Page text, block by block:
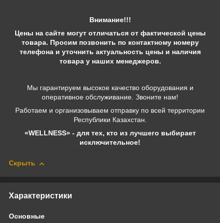
Внимание!!!
Цены на сайте могут отличаться от фактической цены
товара. Просим позвонить по контактному номеру
телефона и уточнить актуальность цены и наличия
товара у наших менеджеров.
Мы гарантируем высокое качество оборудования и
оперативное обслуживание. Звоните нам!
Работаем и организовываем отправку по всей территории
Республики Казахстан.
«WELLNESS» - для тех, кто из лучшего выбирает
исключительное!
Скрыть
Характеристики
Основные